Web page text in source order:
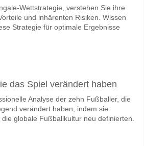
Wettstrategie, verstehen Sie ihre
und inhärenten Risiken. Wissen
Strategie für optimale Ergebnisse
das Spiel verändert haben
Analyse der zehn Fußballer, die
verändert haben, indem sie
globale Fußballkultur neu definierten.